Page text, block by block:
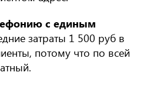
с единым
затраты 1 500 руб в
потому что по всей